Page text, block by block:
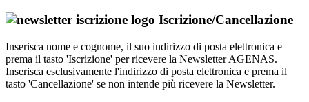
Iscrizione/Cancellazione
Inserisca nome e cognome, il suo indirizzo di posta elettronica e
prema il tasto 'Iscrizione' per ricevere la Newsletter AGENAS.
Inserisca esclusivamente l'indirizzo di posta elettronica e prema il
tasto 'Cancellazione' se non intende più ricevere la Newsletter.